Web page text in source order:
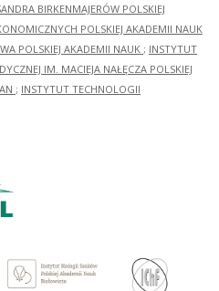
BIRKENMAJERÓW POLSKIEJ
POLSKIEJ AKADEMII NAUK
POLSKIEJ AKADEMII NAUK ; INSTYTUT
IM. MACIEJA NAŁĘCZA POLSKIEJ
; INSTYTUT TECHNOLOGII